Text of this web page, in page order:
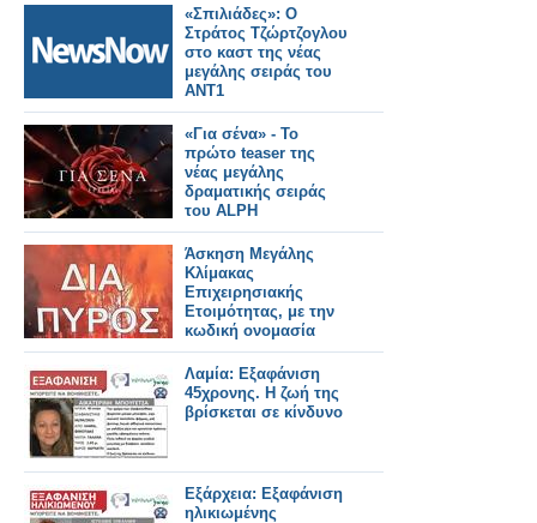
«Σπιλιάδες»: Ο
Στράτος Τζώρτζογλου
στο καστ της νέας
μεγάλης σειράς του
ΑΝΤ1
«Για σένα» - Το
πρώτο teaser της
νέας μεγάλης
δραματικής σειράς
του ALPH
Άσκηση Μεγάλης
Κλίμακας
Επιχειρησιακής
Ετοιμότητας, με την
κωδική ονομασία
«ΔΙΑ ΠΥΡΟΣ 2026
Λαμία: Εξαφάνιση
45χρονης. Η ζωή της
βρίσκεται σε κίνδυνο
Εξάρχεια: Εξαφάνιση
ηλικιωμένης